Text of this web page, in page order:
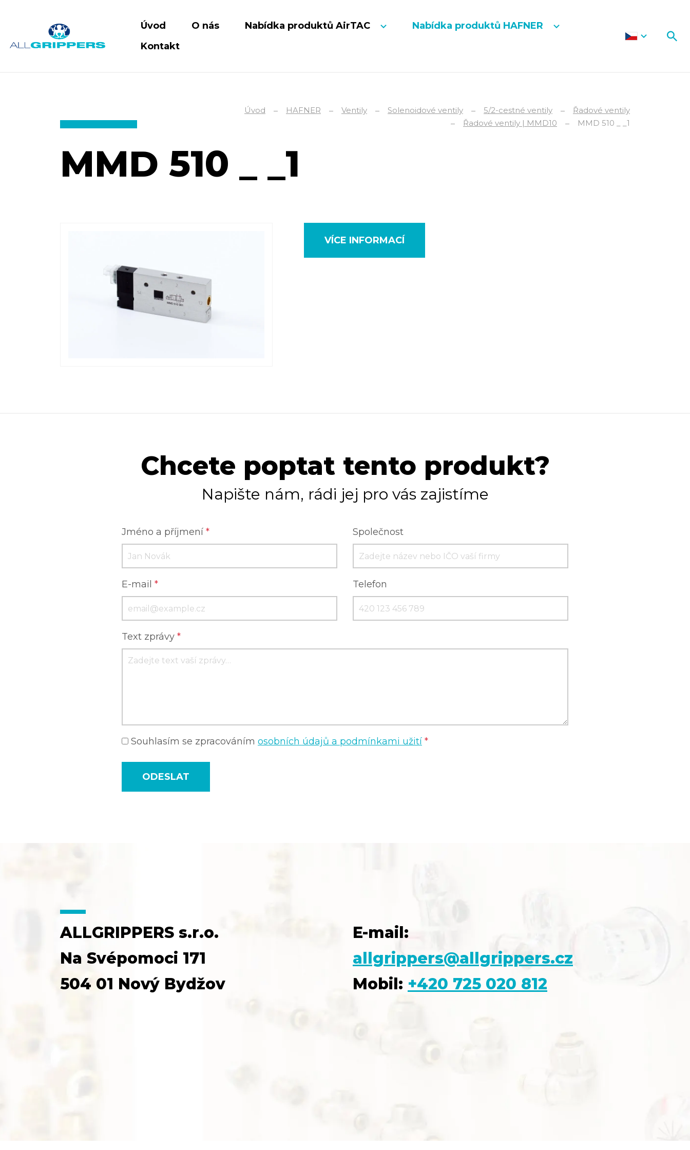
Úvod O nás Nabídka produktů AirTAC
Nabídka produktů HAFNER
Kontakt
Úvod HAFNER Ventily Solenoidové ventily 5/2-cestné ventily
Řadové ventily
Řadové ventily | MMD10
MMD 510 _ _1
MMD 510 _ _1
VÍCE INFORMACÍ
Chcete poptat tento produkt?
Napište nám, rádi jej pro vás zajistíme
Jméno a příjmení * Společnost
E-mail * Telefon
Text zprávy *
Souhlasím se zpracováním osobních údajů a podmínkami užití *
ODESLAT
ALLGRIPPERS s.r.o.
Na Svépomoci 171
504 01 Nový Bydžov
E-mail:
allgrippers@allgrippers.cz
Mobil: +420 725 020 812